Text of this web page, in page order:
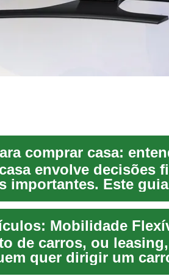
envolve decisões
importantes. Este
Mobilidade
de carros, ou
quer dirigir um